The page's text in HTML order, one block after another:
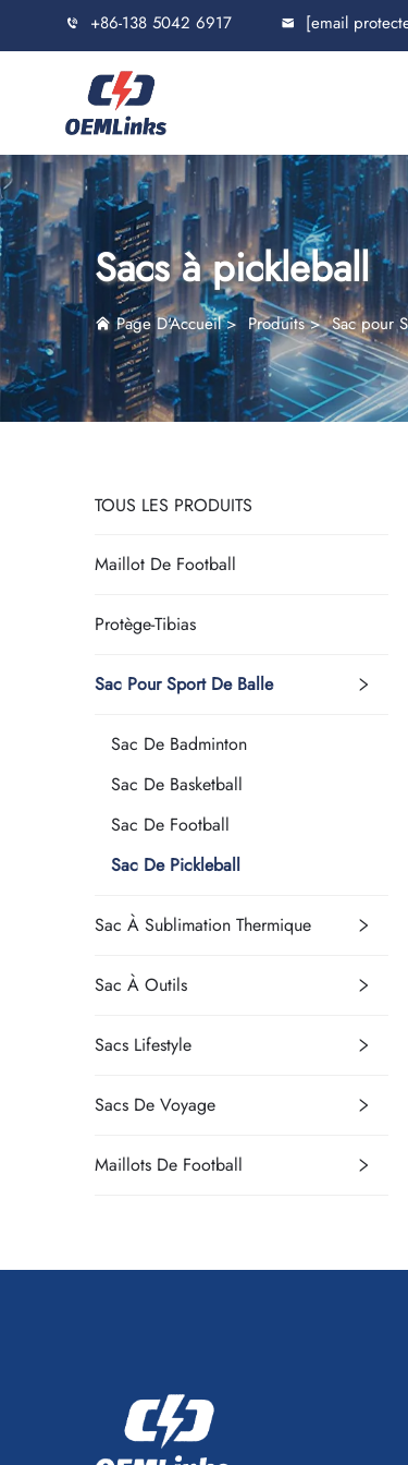
+86-138 5042 6917 [email
Sacs à pickleball
Page D'Accueil> Produits>Sac pour
TOUS LES PRODUITS
Maillot De Football
Protège-Tibias
Sac Pour Sport De Balle
Sac De Badminton
Sac De Basketball
Sac De Football
Sac De Pickleball
Sac À Sublimation Thermique
Sac À Outils
Sacs Lifestyle
Sacs De Voyage
Maillots De Football